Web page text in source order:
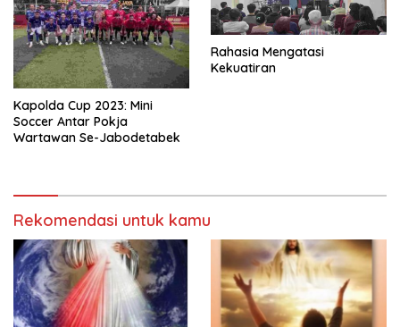
Kapolda Cup 2023: Mini
Soccer Antar Pokja
Wartawan Se-Jabodetabek
Rahasia Mengatasi
Kekuatiran
Rekomendasi untuk kamu